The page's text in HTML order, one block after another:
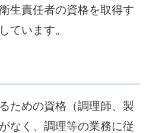
生責任者の資格を取得す
ています。
ための資格（調理師、製
なく、調理等の業務に従